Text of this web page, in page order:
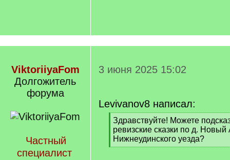
ViktoriiyaFom
Долгожитель
форума
Частный
специалист
3 июня 2025 15:02
Levivanov8 написал:
[
q
]
Здравствуйте! Можете
ревизские сказки по д. Новый
Нижнеудинского уезда?
[